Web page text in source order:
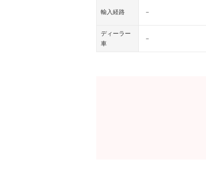
輸入経路 －
ディーラー
車
－